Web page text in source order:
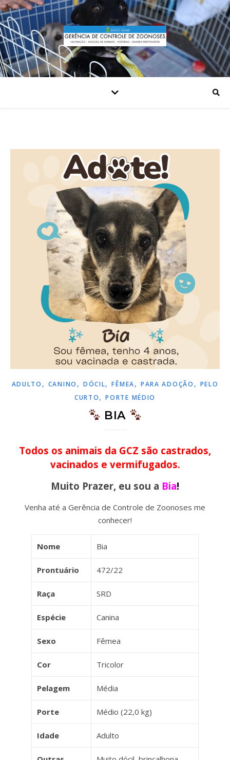
ADULTO , CANINO , DÓCIL,FÊMEA, PARA ADOÇÃO , PELO
CURTO,PORTE MÉDIO
BIA
Todos os animais da GCZ são castrados,
vacinados e vermifugados.
Muito Prazer, eu sou a Bia!
Venha até a Gerência de Controle de Zoonoses me
conhecer!
Nome Bia
Prontuário 472/22
Raça SRD
Espécie Canina
Sexo Fêmea
Cor Tricolor
Pelagem Média
Porte Médio (22,0 kg)
Idade Adulto